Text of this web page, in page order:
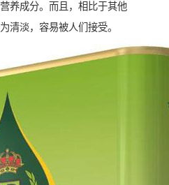
养成分。而且，相比于其他
清淡，容易被人们接受。